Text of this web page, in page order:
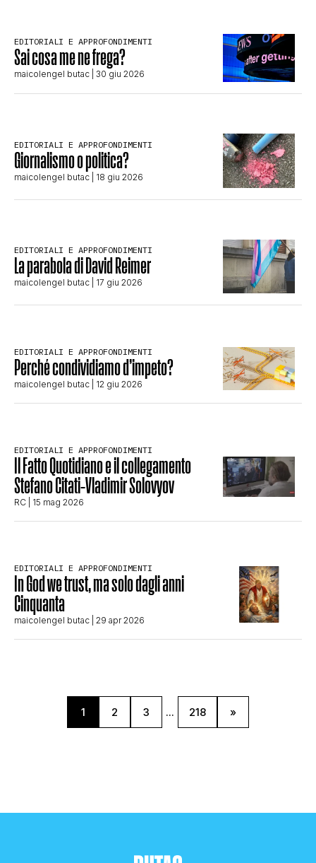
COMPLOTTI, LEGGENDE URBANE ED
EVERGREEN
CLIMA ED ENERGIA
CHI SIAMO
EDITORIALI E APPROFONDIMENTI
Sai cosa me ne frega?
maicolengel butac | 30 giu 2026
EDITORIALI E APPROFONDIMENTI
Giornalismo o politica?
maicolengel butac | 18 giu 2026
EDITORIALI E APPROFONDIMENTI
La parabola di David Reimer
maicolengel butac | 17 giu 2026
EDITORIALI E APPROFONDIMENTI
Perché condividiamo d’impeto?
maicolengel butac | 12 giu 2026
EDITORIALI E APPROFONDIMENTI
Il Fatto Quotidiano e il collegamento
Stefano Citati-Vladimir Solovyov
RC | 15 mag 2026
EDITORIALI E APPROFONDIMENTI
In God we trust, ma solo dagli anni
Cinquanta
maicolengel butac | 29 apr 2026
1 2 3 ... 218 »